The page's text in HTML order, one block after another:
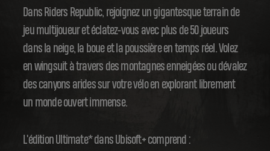
Dans Riders Republic, rejoignez un gigantesque terrain de
jeu multijoueur et éclatez-vous avec plus de 50 joueurs
dans la neige, la boue et la poussière en temps réel. Volez
en wingsuit à travers des montagnes enneigées ou dévalez
des canyons arides sur votre vélo en explorant librement
un monde ouvert immense.
L'édition Ultimate* dans Ubisoft+ comprend :